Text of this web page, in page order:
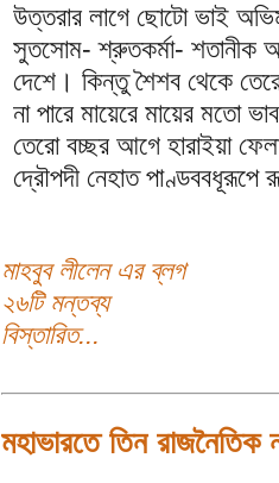
উত্তরার লাগে ছোটো ভাই
সুতসোম- শ্রুতকর্মা- শতানীক
দেশে। কিন্তু শৈশব থেকে
না পারে মায়েরে মায়ের মতো
তেরো বচ্ছর আগে হারাইয়া
দ্রৌপদী নেহাত পাণ্ডববধূরূপে
মাহবুব লীলেন এর ব্লগ
২৬টি মন্তব্য
বিস্তারিত...
মহাভারতে তিন